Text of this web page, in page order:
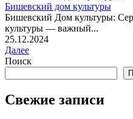
Бишевский дом культуры
Бишевский Дом культуры:
культуры — важный...
25.12.2024
Далее
Поиск
Свежие записи